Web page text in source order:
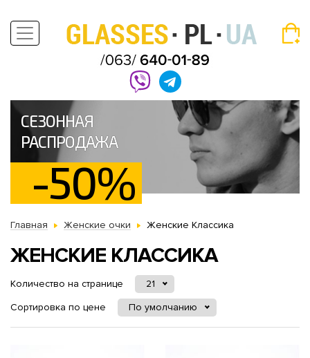
СЕЗОННАЯ
РАСПРОДАЖА
-50%
Главная Женские очки Женские Классика
ЖЕНСКИЕ КЛАССИКА
Количество на странице
21
Сортировка по цене
По умолчанию